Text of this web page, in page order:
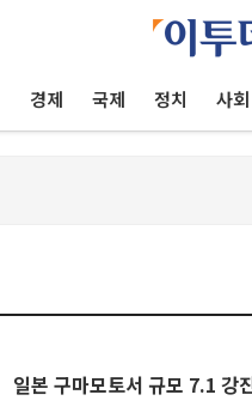
경제 국제 정치 사회
일본 구마모토서 규모 7.1